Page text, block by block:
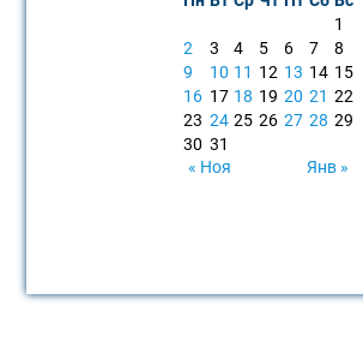
1
2
3 4 5 6 7
8
9
10 11 12 13 14 15
16 17 18 19 20 21 22
23 24 25 26 27 28 29
30 31
« Ноя
Янв »